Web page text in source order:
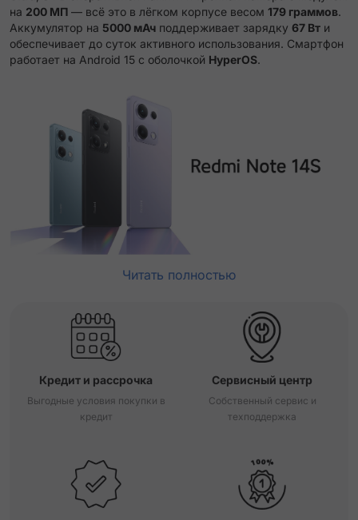
на 200 МП — всё это в лёгком корпусе весом 179 граммов.
Аккумулятор на 5000 мАч поддерживает зарядку 67 Вт и
обеспечивает до суток активного использования. Смартфон
работает на Android 15 с оболочкой HyperOS.
Читать полностью
Кредит и рассрочка
Выгодные условия покупки в
кредит
Сервисный центр
Собственный сервис и
техподдержка